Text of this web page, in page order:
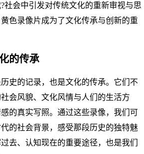
社会中引发对传统文化的重新审视与思
色录像片成为了文化传承与创新的重
的传承
史的记录，也是文化的传承。它们不
会风貌、文化风情与人们的生活方
的真实写照。通过这些录像，我们可
的社会背景，感受那段历史的独特魅
去、认知现在的重要途径，也是我们